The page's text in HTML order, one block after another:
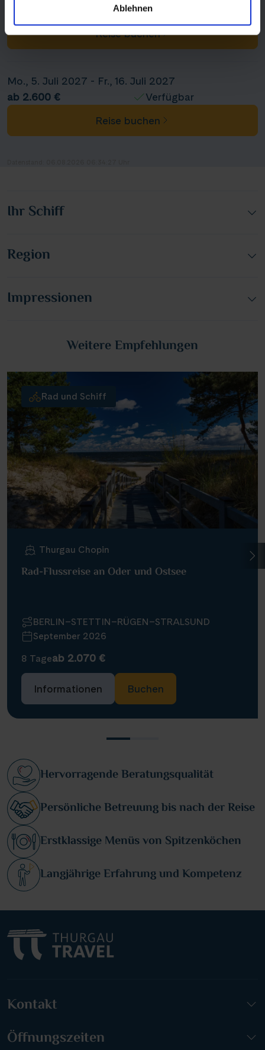
AblehnenVerfügbar
Reise buchen
Mo., 5. Juli 2027 - Fr., 16. Juli 2027
ab 2.600 €
Verfügbar
Reise buchen
Ihr Schiff
Region
Impressionen
Weitere Empfehlungen
Rad und Schiff
Thurgau Chopin
Rad-Flussreise an Oder und Ostsee
BERLIN–STETTIN–RÜGEN–STRALSUND
September 2026
8 Tageab 2.070 €
Informationen Buchen
Hervorragende Beratungsqualität
Persönliche Betreuung bis nach der Reise
Erstklassige Menüs von Spitzenköchen
Langjährige Erfahrung und Kompetenz
Kontakt
Öffnungszeiten